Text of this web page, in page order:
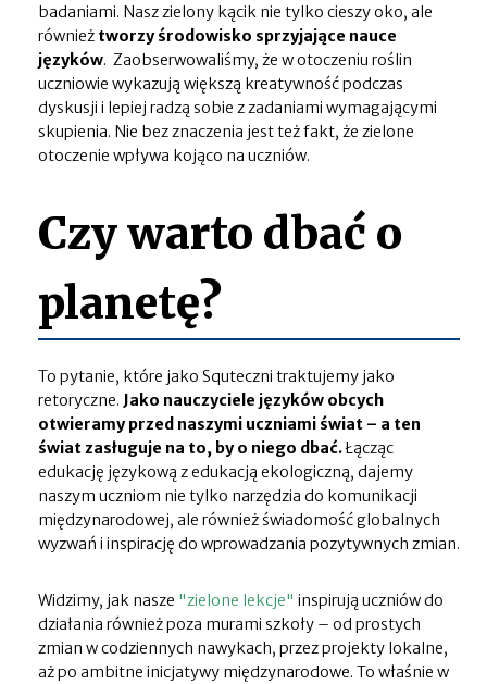
badaniami. Nasz zielony kącik nie tylko cieszy oko, ale
również tworzy środowisko sprzyjające nauce
języków. Zaobserwowaliśmy, że w otoczeniu roślin
uczniowie wykazują większą kreatywność podczas
dyskusji i lepiej radzą sobie z zadaniami wymagającymi
skupienia. Nie bez znaczenia jest też fakt, że zielone
otoczenie wpływa kojąco na uczniów.
Czy warto dbać o
planetę?
To pytanie, które jako Squteczni traktujemy jako
retoryczne. Jako nauczyciele języków obcych
otwieramy przed naszymi uczniami świat – a ten
świat zasługuje na to, by o niego dbać.Łącząc
edukację językową z edukacją ekologiczną, dajemy
naszym uczniom nie tylko narzędzia do komunikacji
międzynarodowej, ale również świadomość globalnych
wyzwań i inspirację do wprowadzania pozytywnych zmian.
Widzimy, jak nasze "zielone lekcje" inspirują uczniów do
działania również poza murami szkoły – od prostych
zmian w codziennych nawykach, przez projekty lokalne,
aż po ambitne inicjatywy międzynarodowe. To właśnie w